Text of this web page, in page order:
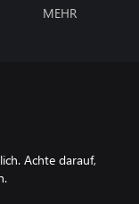
MEHR
Achte darauf,